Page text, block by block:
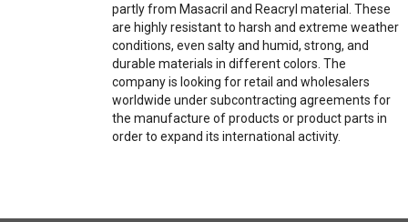
partly from Masacril and Reacryl material. These
are highly resistant to harsh and extreme weather
conditions, even salty and humid, strong, and
durable materials in different colors. The
company is looking for retail and wholesalers
worldwide under subcontracting agreements for
the manufacture of products or product parts in
order to expand its international activity.